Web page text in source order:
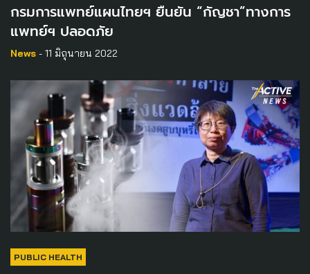
กรมการแพทย์แผนไทยฯ ยืนยัน “กัญชา”ทางการ
แพทย์ฯ ปลอดภัย
News - 11 มิถุนายน 2022
PUBLIC HEALTH